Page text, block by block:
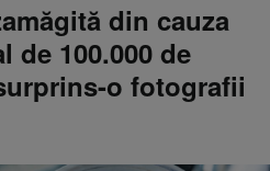
din cauza
100.000 de
o fotografii